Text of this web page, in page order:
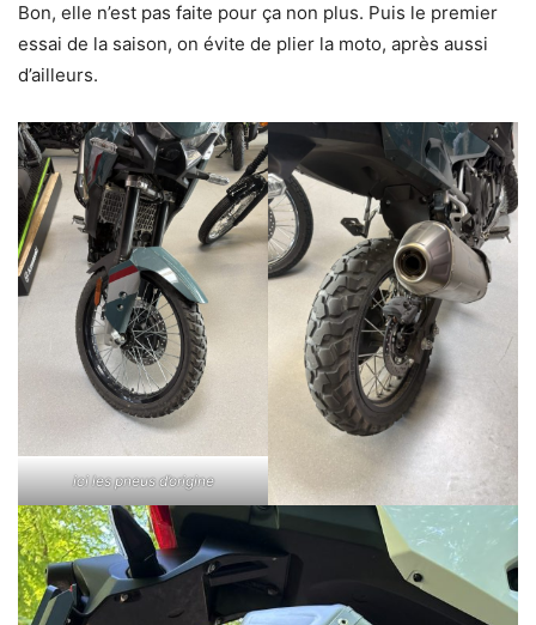
Bon, elle n’est pas faite pour ça non plus. Puis le premier
essai de la saison, on évite de plier la moto, après aussi
d’ailleurs.
ici les pneus d’origine